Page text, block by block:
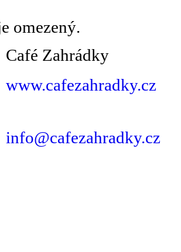
omezený.
Café Zahrádky
www.cafezahradky.cz
info@cafezahradky.cz